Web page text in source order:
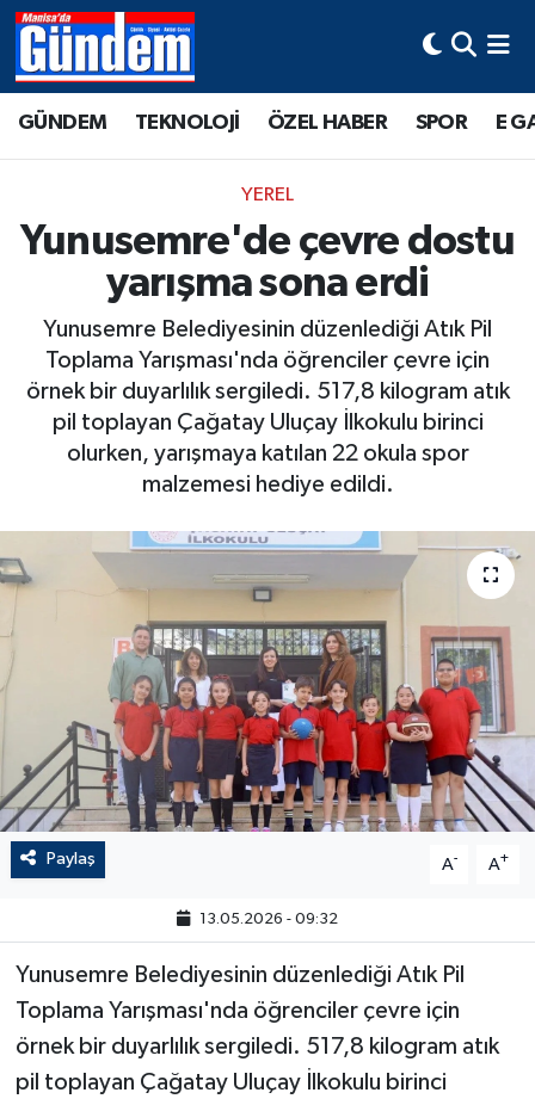
GÜNDEM TEKNOLOJİ ÖZEL HABER SPOR E
YEREL
Yunusemre'de çevre dostu
yarışma sona erdi
Yunusemre Belediyesinin düzenlediği Atık Pil
Toplama Yarışması'nda öğrenciler çevre için
örnek bir duyarlılık sergiledi. 517,8 kilogram atık
pil toplayan Çağatay Uluçay İlkokulu birinci
olurken, yarışmaya katılan 22 okula spor
malzemesi hediye edildi.
Paylaş A- A+
13.05.2026 - 09:32
Yunusemre Belediyesinin düzenlediği Atık Pil
Toplama Yarışması'nda öğrenciler çevre için
örnek bir duyarlılık sergiledi. 517,8 kilogram atık
pil toplayan Çağatay Uluçay İlkokulu birinci
Manisa Hava Durumu
Tüm Manşetler
Son Dakika Haberleri
Haber Arşivi